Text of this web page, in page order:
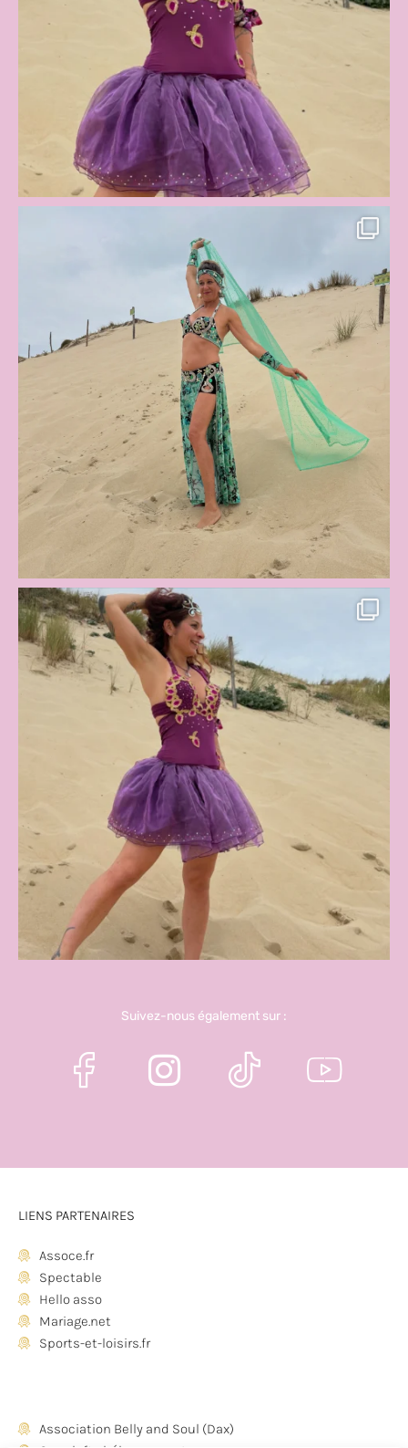
Suivez-nous également sur :
LIENS PARTENAIRES
Assoce.fr
Spectable
Hello asso
Mariage.net
Sports-et-loisirs.fr
Association Belly and Soul (Dax)